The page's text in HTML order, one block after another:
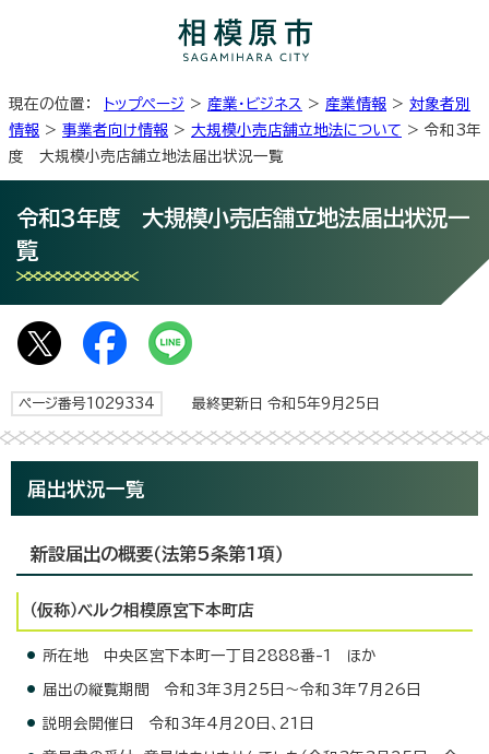
現在の位置： トップページ > 産業・ビジネス > 産業情報 > 対象者別
情報 > 事業者向け情報 > 大規模小売店舗立地法について > 令和3年
度 大規模小売店舗立地法届出状況一覧
令和3年度 大規模小売店舗立地法届出状況一
覧
ページ番号1029334 最終更新日 令和5年9月25日
届出状況一覧
新設届出の概要（法第5条第1項）
（仮称）ベルク相模原宮下本町店
所在地 中央区宮下本町一丁目2888番-1 ほか
届出の縦覧期間 令和3年3月25日～令和3年7月26日
説明会開催日 令和3年4月20日、21日